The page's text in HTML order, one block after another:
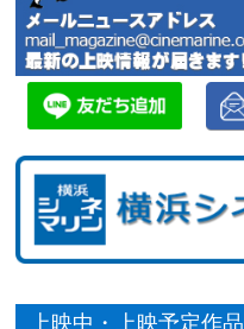
上映中・上映予定作品